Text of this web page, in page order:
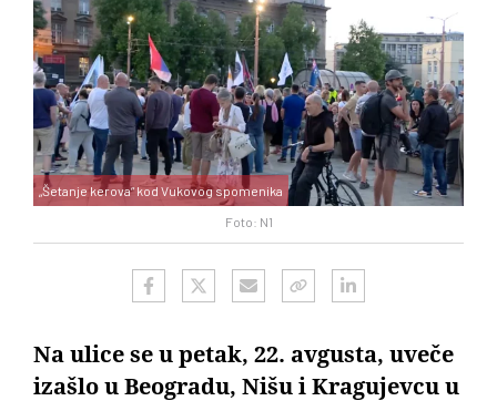
Foto: N1
„Šetanje kerova“ kod Vukovog spomenika
Na ulice se u petak, 22. avgusta, uveče
izašlo u Beogradu, Nišu i Kragujevcu u